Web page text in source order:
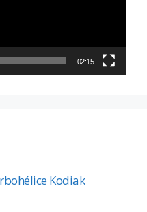
02:15
Kodiak